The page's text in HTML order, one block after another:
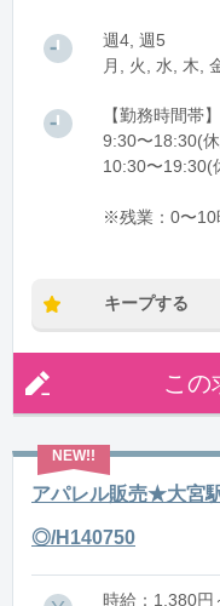
週4, 週5
月, 火, 水, 木,
【勤務時間帯
9:30〜18:30(
10:30〜19:30(
※残業：0〜10
キープする
この
アパレル販売★大宮
◎/H140750
時給：1,380円